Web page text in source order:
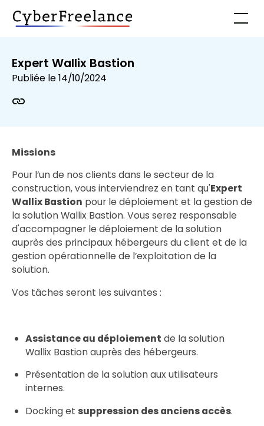
Expert Wallix Bastion
Publiée le14/10/2024
Missions
Pour l’un de nos clients dans le secteur de la
construction, vous interviendrez en tant qu'Expert
Wallix Bastion pour le déploiement et la gestion de
la solution Wallix Bastion. Vous serez responsable
d'accompagner le déploiement de la solution
auprès des principaux hébergeurs du client et de la
gestion opérationnelle de l’exploitation de la
solution.
Vos tâches seront les suivantes :
Assistance au déploiement de la solution
Wallix Bastion auprès des hébergeurs.
Présentation de la solution aux utilisateurs
internes.
Docking et suppression des anciens accès.